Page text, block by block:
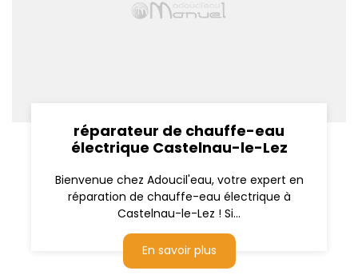
réparateur de chauffe-eau
électrique Castelnau-le-Lez
Bienvenue chez Adoucil'eau, votre expert en
réparation de chauffe-eau électrique à
Castelnau-le-Lez ! Si...
En savoir plus